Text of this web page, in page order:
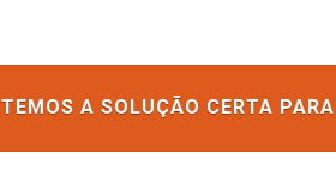
TEMOS A SOLUÇÃO CERTA